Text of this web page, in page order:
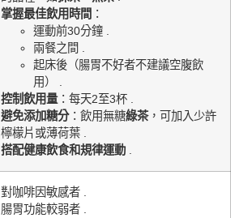
掌握最佳飲用時間 ：
運動前30分鐘 .
兩餐之間 .
起床後（腸胃不好者不建議空腹飲
用） .
控制飲用量：每天2至3杯 .
避免添加糖分：飲用無糖綠茶，可加入少許
檸檬片或薄荷葉 .
搭配健康飲食和規律運動 .
對咖啡因敏感者 .
腸胃功能較弱者 .